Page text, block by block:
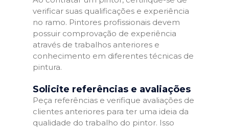
verificar suas qualificações e experiência
no ramo. Pintores profissionais devem
possuir comprovação de experiência
através de trabalhos anteriores e
conhecimento em diferentes técnicas de
pintura.
Solicite referências e avaliações
Peça referências e verifique avaliações de
clientes anteriores para ter uma ideia da
qualidade do trabalho do pintor. Isso